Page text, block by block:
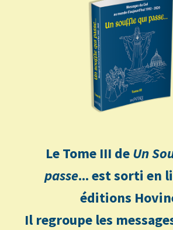
Le Tome III deUn
passe... est sorti en
éditions
Il regroupe les